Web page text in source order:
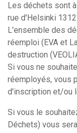
Les déchets sont
rue d'Helsinki
L'ensemble des
réemploi (EVA et
destruction
Si vous ne
réemployés, vous
d'inscription et/ou
Si vous le
Déchets) vous